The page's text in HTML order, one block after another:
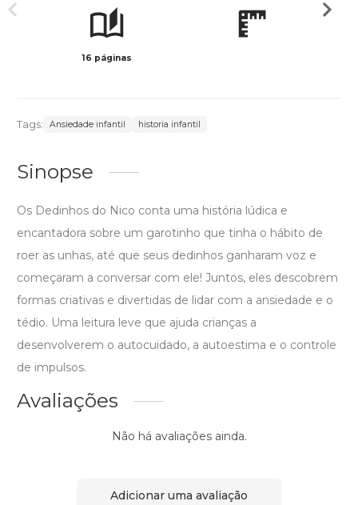
16 páginas
Tags: Ansiedade infantil historia infantil
Sinopse
Os Dedinhos do Nico conta uma história lúdica e
encantadora sobre um garotinho que tinha o hábito de
roer as unhas, até que seus dedinhos ganharam voz e
começaram a conversar com ele! Juntos, eles descobrem
formas criativas e divertidas de lidar com a ansiedade e o
tédio. Uma leitura leve que ajuda crianças a
desenvolverem o autocuidado, a autoestima e o controle
de impulsos.
Avaliações
Não há avaliações ainda.
Adicionar uma avaliação